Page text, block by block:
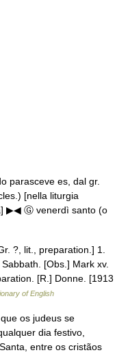
parasceve es, dal gr.
[nella liturgia
▶◀ Ⓖ venerdì santo (o
?, lit., preparation.] 1.
[Obs.] Mark xv.
[R.] Donne. [1913
of English
os judeus se
dia festivo,
entre os cristãos